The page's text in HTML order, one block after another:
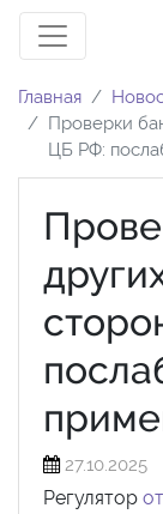
Главная
Проверки
ЦБ РФ:
27.10.2025
Регулятор